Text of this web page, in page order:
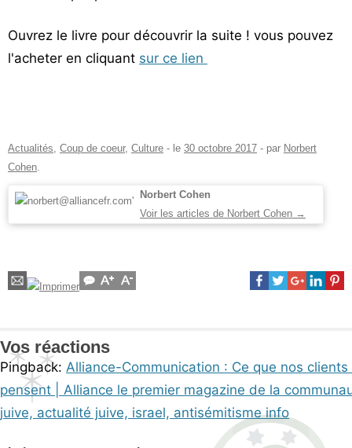
Ouvrez le livre pour découvrir la suite ! vous pouvez
l'acheter en cliquant sur ce lien
Actualités, Coup de coeur, Culture - le 30 octobre 2017 - par Norbert
Cohen.
Norbert Cohen
Voir les articles de Norbert Cohen →
Vos réactions
Pingback: Alliance-Communication : Ce que nos clients
pensent | Alliance le premier magazine de la
juive, actualité juive, israel, antisémitisme info